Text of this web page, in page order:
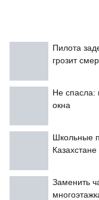
Пилота
грозит
Не спасла:
окна
Школьные
Заменить